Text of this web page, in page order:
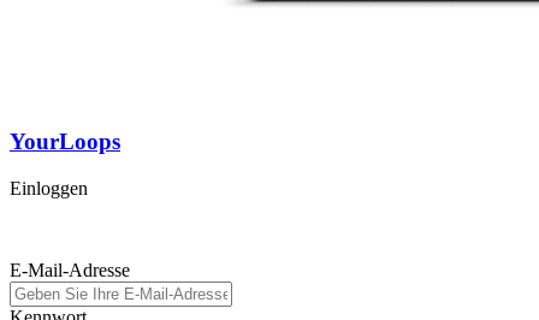
YourLoops
Einloggen
E-Mail-Adresse